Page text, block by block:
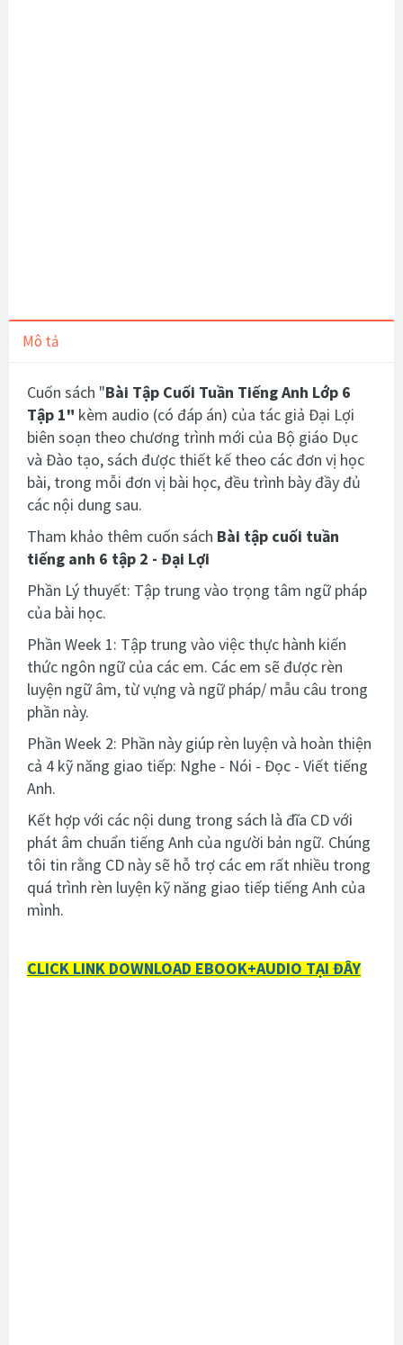
Mô tả
Cuốn sách "Bài Tập Cuối Tuần Tiếng Anh Lớp 6
Tập 1" kèm audio (có đáp án) của tác giả Đại Lợi
biên soạn theo chương trình mới của Bộ giáo Dục
và Đào tạo, sách được thiết kế theo các đơn vị học
bài, trong mỗi đơn vị bài học, đều trình bày đầy đủ
các nội dung sau.
Tham khảo thêm cuốn sách Bài tập cuối tuần
tiếng anh 6 tập 2 - Đại Lợi
Phần Lý thuyết: Tập trung vào trọng tâm ngữ pháp
của bài học.
Phần Week 1: Tập trung vào việc thực hành kiến
thức ngôn ngữ của các em. Các em sẽ được rèn
luyện ngữ âm, từ vựng và ngữ pháp/ mẫu câu trong
phần này.
Phần Week 2: Phần này giúp rèn luyện và hoàn thiện
cả 4 kỹ năng giao tiếp: Nghe - Nói - Đọc - Viết tiếng
Anh.
Kết hợp với các nội dung trong sách là đĩa CD với
phát âm chuẩn tiếng Anh của người bản ngữ. Chúng
tôi tin rằng CD này sẽ hỗ trợ các em rất nhiều trong
quá trình rèn luyện kỹ năng giao tiếp tiếng Anh của
mình.
CLICK LINK DOWNLOAD EBOOK+AUDIO TẠI ĐÂY